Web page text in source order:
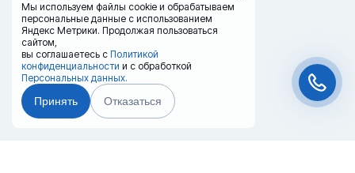
Мы используем файлы cookie и обрабатываем
персональные данные с использованием
Яндекс Метрики. Продолжая пользоваться
сайтом,
вы соглашаетесь с Политикой
конфиденциальности и с обработкой
Персональных данных.
Принять Отказаться